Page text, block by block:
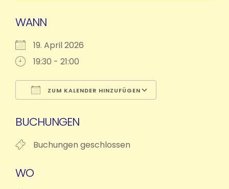
WANN
19. April 2026
19:30 - 21:00
ZUM KALENDER HINZUFÜGEN
BUCHUNGEN
Buchungen geschlossen
WO